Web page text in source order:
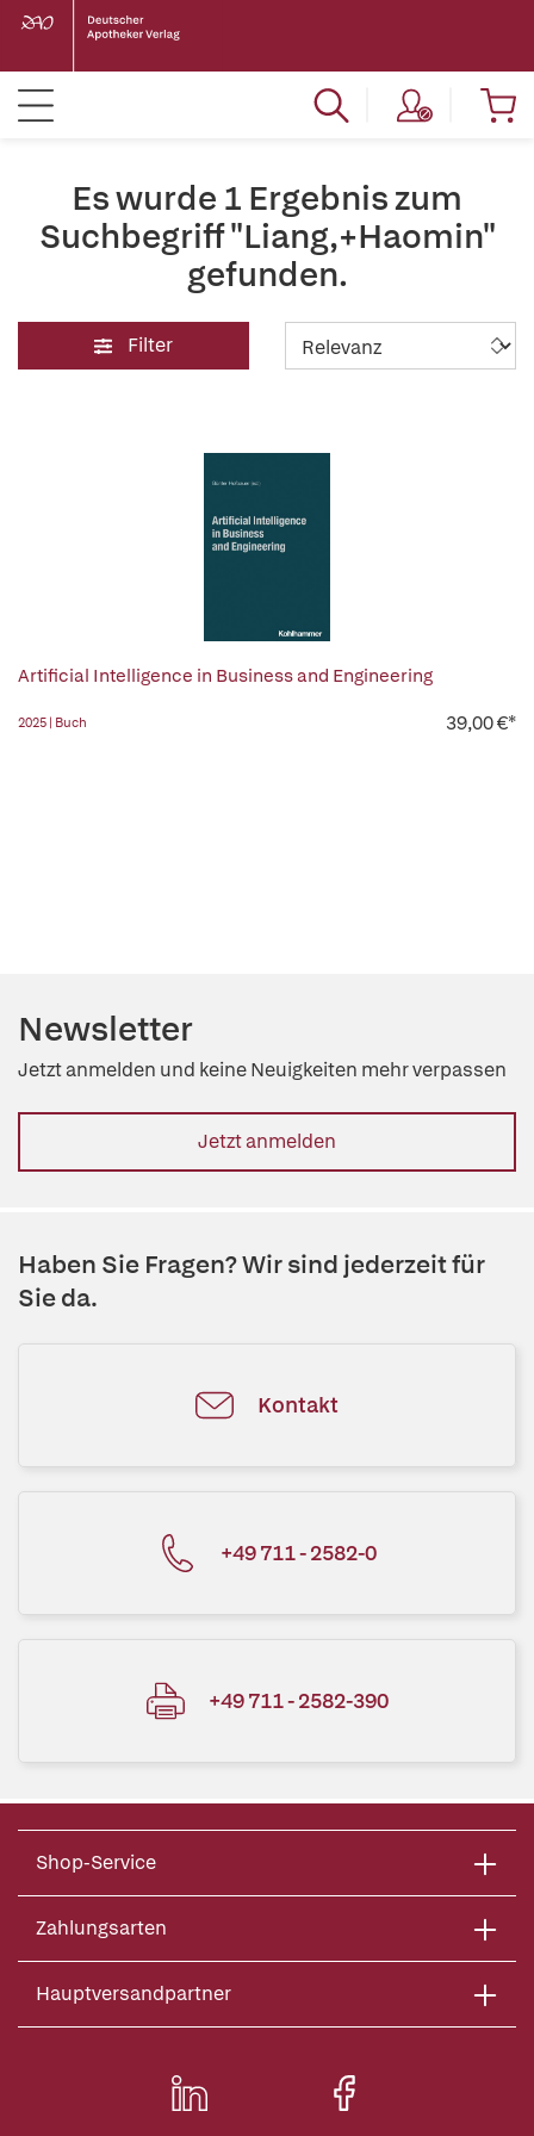
Es wurde 1 Ergebnis zum
Suchbegriff "Liang,+Haomin"
gefunden.
Filter
Artificial Intelligence in Business and Engineering
2025 | Buch 39,00 €*
Newsletter
Jetzt anmelden und keine Neuigkeiten mehr verpassen
Jetzt anmelden
Haben Sie Fragen? Wir sind jederzeit für
Sie da.
Kontakt
+49 711 - 2582-0
+49 711 - 2582-390
Shop-Service
Zahlungsarten
Hauptversandpartner